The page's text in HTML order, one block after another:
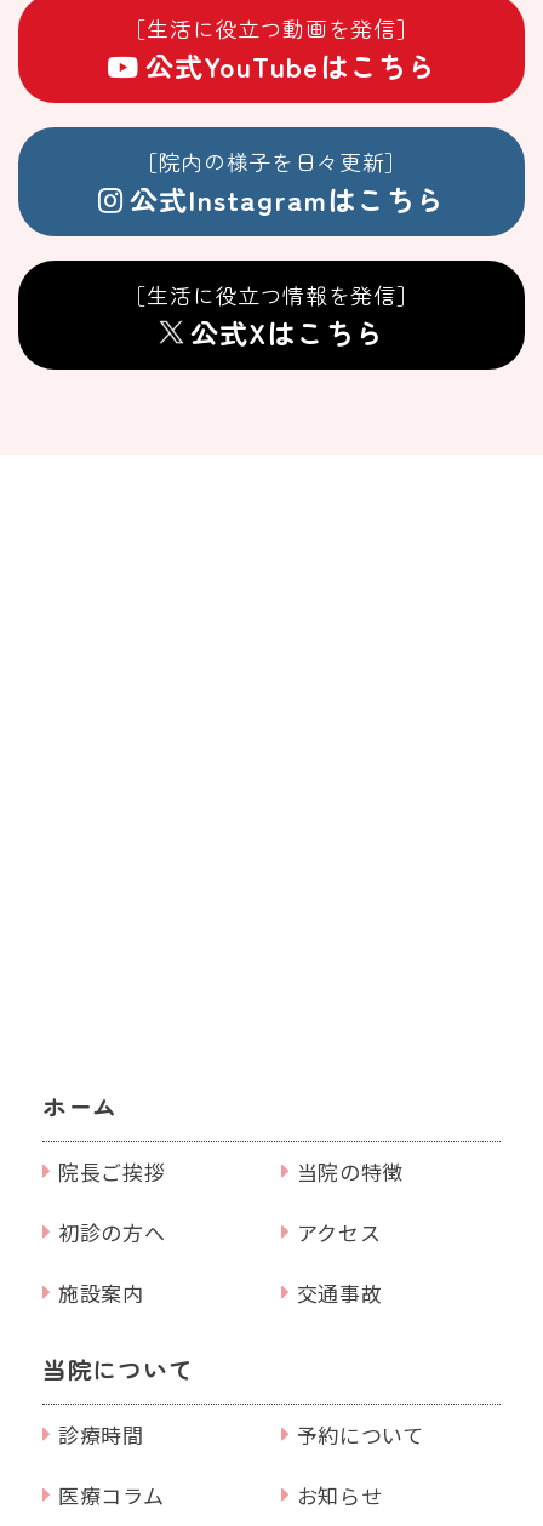
［生活に役立つ動画を発信］
公式YouTubeはこちら
［院内の様子を日々更新］
公式Instagramはこちら
［生活に役立つ情報を発信］
公式Xはこちら
ホーム
院長ご挨拶
当院の特徴
初診の方へ
アクセス
施設案内
交通事故
当院について
診療時間
予約について
医療コラム
お知らせ